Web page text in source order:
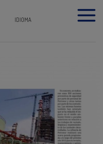
IDIOMA